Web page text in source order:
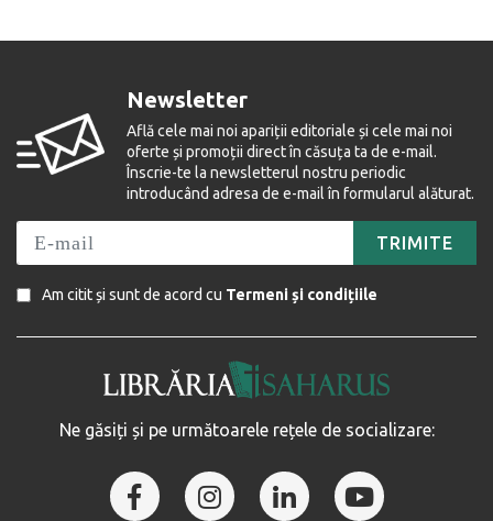
Newsletter
Află cele mai noi apariții editoriale și cele mai noi
oferte și promoții direct în căsuța ta de e-mail.
Înscrie-te la newsletterul nostru periodic
introducând adresa de e-mail în formularul alăturat.
TRIMITE
Am citit și sunt de acord cu Termeni și condițiile
Ne găsiți și pe următoarele rețele de socializare: